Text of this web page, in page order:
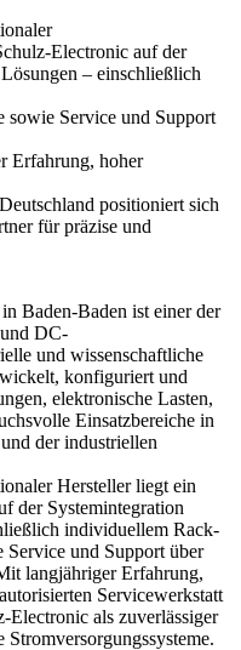
Electronic auf der
– einschließlich
sowie Service und Support
Erfahrung, hoher
positioniert sich
für präzise und
Baden-Baden ist einer der
DC-
und wissenschaftliche
konfiguriert und
elektronische Lasten,
Einsatzbereiche in
der industriellen
Hersteller liegt ein
der Systemintegration
individuellem Rack-
Service und Support über
langjähriger Erfahrung,
Servicewerkstatt
Electronic als zuverlässiger